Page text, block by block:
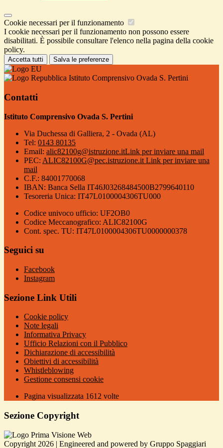
Cookie necessari per il funzionamento
I cookie necessari per il funzionamento non possono essere
disabilitati. È possibile consultare l'elenco nella pagina della cookie
policy.
Accetta tutti Salva le preferenze
Istituto Comprensivo Ovada S. Pertini
Contatti
Istituto Comprensivo Ovada S. Pertini
Via Duchessa di Galliera, 2 - Ovada (AL)
Tel: 0143 80135
Email: alic82100g@istruzione.itLink per inviare una mail
PEC: ALIC82100G@pec.istruzione.it Link per inviare una
mail
C.F.: 84001770068
IBAN: Banca Sella IT46J03268484500B2799640110
Tesoreria Unica: IT47L0100004306TU000
Codice univoco ufficio: UF2OB0
Codice Meccanografico: ALIC82100G
Cont. spec. TU: IT47L0100004306TU0000000378
Seguici su
Facebook
Instagram
Sezione Link Utili
Cookie policy
Note legali
Informativa Privacy
Ufficio Relazioni con il Pubblico
Dichiarazione di accessibilità
Obiettivi di accessibilità
Whistleblowing
Gestione consensi cookie
Pagina visualizzata 1612 volte
Sezione Copyright
Copyright 2026 | Engineered and powered by Gruppo Spaggiari